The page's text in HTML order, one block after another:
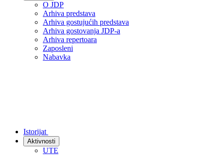
O JDP
Arhiva predstava
Arhiva gostujućih predstava
Arhiva gostovanja JDP-a
Arhiva repertoara
Zaposleni
Nabavka
Istorijat
Aktivnosti
UTE